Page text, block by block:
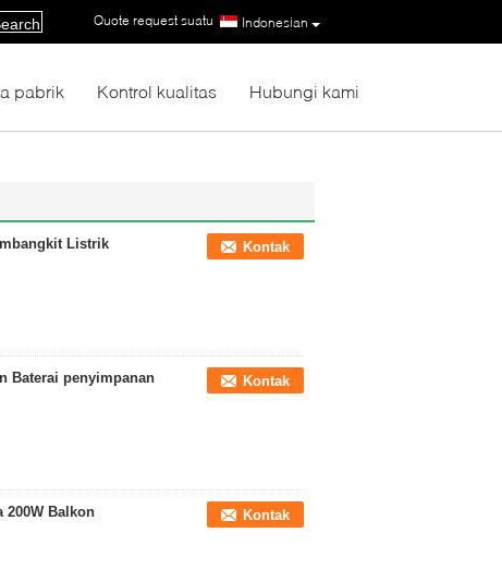
Indonesian
Quote request suatu |
pabrik Kontrol kualitas Hubungi kami
Listrik
Kontak
Baterai penyimpanan
Kontak
Balkon
Kontak